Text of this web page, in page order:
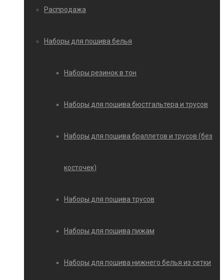
Распродажа
Наборы для пошива белья
Наборы резинок в тон
Наборы для пошива бюстгальтера и трусов
Наборы для пошива браллетов и трусов (без
косточек)
Наборы для пошива трусов
Наборы для пошива пижам
Наборы для пошива нижнего белья из сетки